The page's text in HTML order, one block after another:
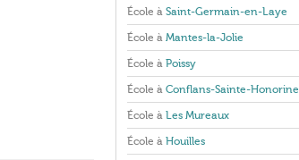
École à Saint-Germain-en-Laye
École à Mantes-la-Jolie
École à Poissy
École à Conflans-Sainte-Honorine
École à Les Mureaux
École à Houilles